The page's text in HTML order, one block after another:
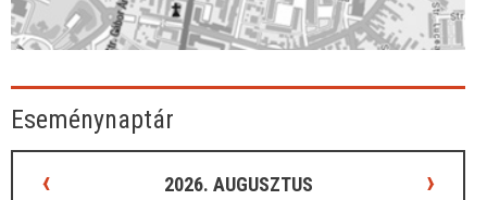
Eseménynaptár
‹ 2026. AUGUSZTUS ›